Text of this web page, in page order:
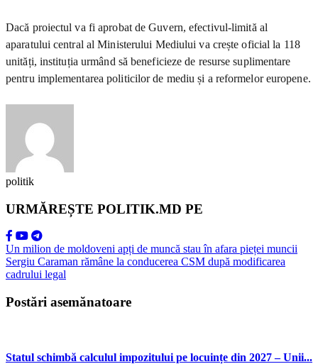
Dacă proiectul va fi aprobat de Guvern, efectivul-limită al
aparatului central al Ministerului Mediului va crește oficial la 118
unități, instituția urmând să beneficieze de resurse suplimentare
pentru implementarea politicilor de mediu și a reformelor europene.
politik
URMĂREȘTE POLITIK.MD PE
Un milion de moldoveni apți de muncă stau în afara pieței muncii
Sergiu Caraman rămâne la conducerea CSM după modificarea
cadrului legal
Postări asemănatoare
Statul schimbă calculul impozitului pe locuințe din 2027 – Unii...